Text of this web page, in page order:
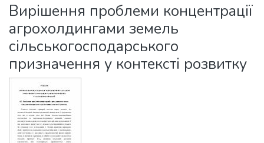
Статистика
Вирішення проблеми концентрації
агрохолдингами земель
сільськогосподарського
призначення у контексті розвитку